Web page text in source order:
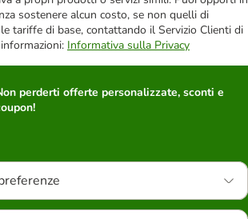
sostenere alcun costo, se non quelli di
tariffe di base, contattando il Servizio Clienti di
Informativa sulla Privacy
perderti offerte personalizzate, sconti e